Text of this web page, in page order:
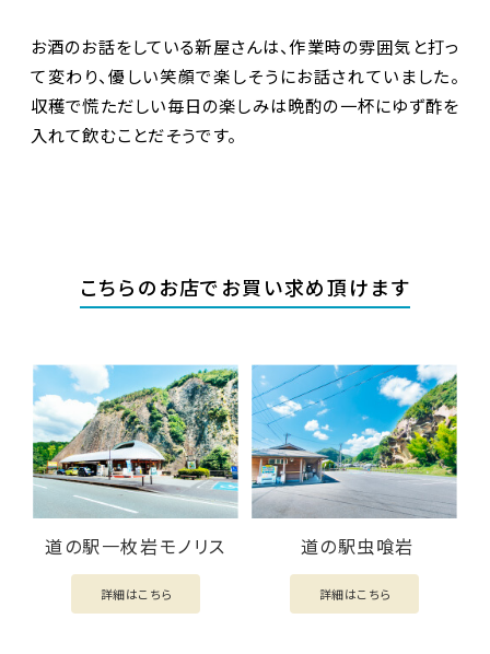
お酒のお話をしている新屋さんは、作業時の雰囲気と打っ
て変わり、優しい笑顔で楽しそうにお話されていました。
収穫で慌ただしい毎日の楽しみは晩酌の一杯にゆず酢を
入れて飲むことだそうです。
こちらのお店でお買い求め頂けます
道の駅一枚岩モノリス
詳細はこちら
道の駅虫喰岩
詳細はこちら